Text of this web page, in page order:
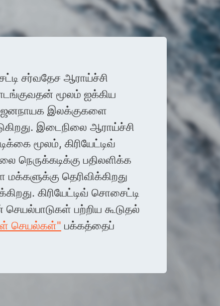
சர்வதேச ஆராய்ச்சி
மூலம் ஐக்கிய
ஜனநாயக இலக்குகளை
இடைநிலை ஆராய்ச்சி
மூலம், கிரியேட்டிவ்
நெருக்கடிக்கு பதிலளிக்க
தெரிவிக்கிறது
கிரியேட்டிவ் சொசைட்டி
பற்றிய கூடுதல்
செயல்கள்" பக்கத்தைப்